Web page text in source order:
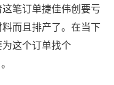
笔订单捷佳伟创要亏
而且排产了。在当下
这个订单找个